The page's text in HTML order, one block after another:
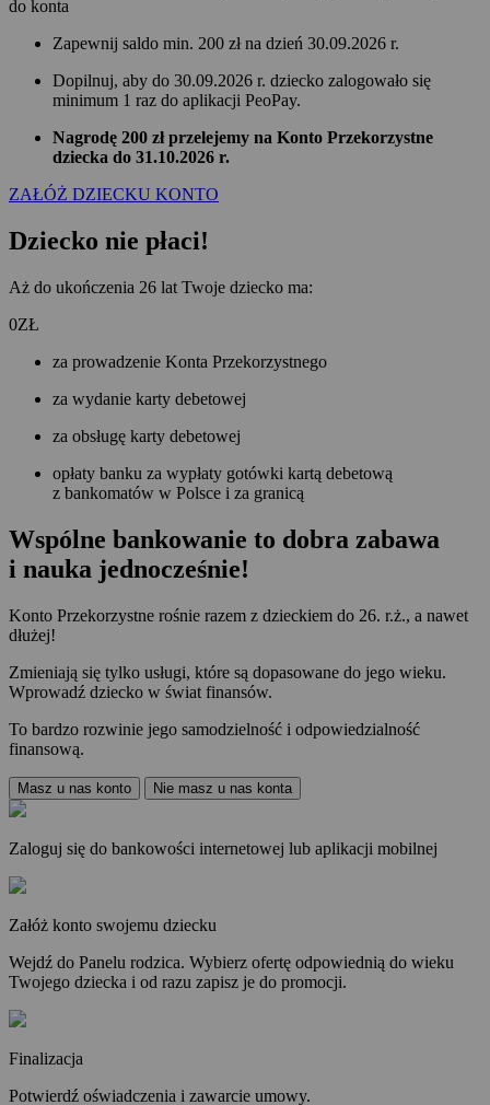
do konta
Zapewnij saldo min. 200 zł na dzień 30.09.2026 r.
Dopilnuj, aby do 30.09.2026 r. dziecko zalogowało się
minimum 1 raz do aplikacji PeoPay.
Nagrodę 200 zł przelejemy na Konto Przekorzystne
dziecka do 31.10.2026 r.
ZAŁÓŻ DZIECKU KONTO
Dziecko nie płaci!
Aż do ukończenia 26 lat Twoje dziecko ma:
0ZŁ
za prowadzenie Konta Przekorzystnego
za wydanie karty debetowej
za obsługę karty debetowej
opłaty banku za wypłaty gotówki kartą debetową
z bankomatów w Polsce i za granicą
Wspólne bankowanie to dobra zabawa
i nauka jednocześnie!
Konto Przekorzystne rośnie razem z dzieckiem do 26. r.ż., a nawet
dłużej!
Zmieniają się tylko usługi, które są dopasowane do jego wieku.
Wprowadź dziecko w świat finansów.
To bardzo rozwinie jego samodzielność i odpowiedzialność
finansową.
Masz u nas konto Nie masz u nas konta
Zaloguj się do bankowości internetowej lub aplikacji mobilnej
Załóż konto swojemu dziecku
Wejdź do Panelu rodzica. Wybierz ofertę odpowiednią do wieku
Twojego dziecka i od razu zapisz je do promocji.
Finalizacja
Potwierdź oświadczenia i zawarcie umowy.